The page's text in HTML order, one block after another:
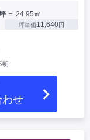
＝ 24.95㎡
坪単価11,640円
明
わせ